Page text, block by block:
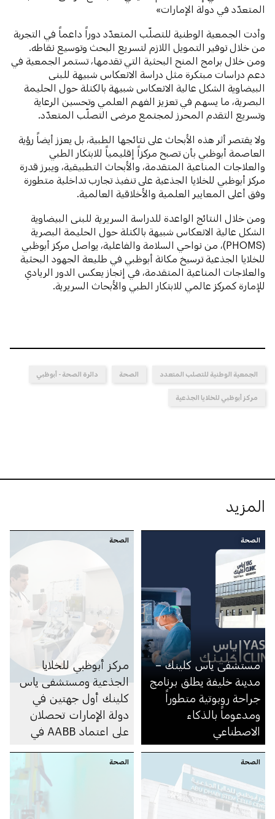
المتعدّد في دولة الإمارات»
وأدت الجمعية الوطنية للتصلّب المتعدّد دوراً داعماً في التجربة
من خلال توفير التمويل اللازم لتسريع البحث وتوسيع نقاطه.
ومن خلال برامج المنح البحثية التي تقدمها، تستمر الجمعية في
دعم دراسات مبتكرة مثل دراسة الانعكاس شبيهة للبنى
البيضاوية الشكل عالية الانعكاس شبيهة بالكتلة حول الحليمة
البصرية، ما يسهم في تعزيز الفهم العلمي وتحسين الرعاية
وتسريع التقدم المحرز لمجتمع مرضى التصلّب المتعدّد.
ولا يقتصر أثر هذه الأبحاث على نتائجها الطبية، بل يعزز أيضاً رؤية
العاصمة أبوظبي بأن تصبح مركزاً إقليمياً للابتكار الطبي
والعلاجات المناعية المتقدمة، والأبحاث التطبيقية، ويبرز قدرة
مركز أبوظبي للخلايا الجذعية على تنفيذ تجارب تداخلية متطورة
وفق أعلى المعايير العلمية والأخلاقية العالمية.
ومن خلال النتائج الواعدة للدراسة السريرية للبنى البيضاوية
الشكل عالية الانعكاس شبيهة بالكتلة حول الحليمة البصرية
(PHOMS)، من نواحي السلامة والفاعلية، يواصل مركز أبوظبي
للخلايا الجذعية ترسيخ مكانة أبوظبي في طليعة الجهود البحثية
والعلاجات المناعية المتقدمة، في إنجاز يعكس الدور الريادي
للإمارة كمركز عالمي للابتكار الطبي والأبحاث السريرية.
الجمعية الوطنية للتصلب المتعدد الصحة دائرة الصحة - أبوظبي
مركز أبوظبي للخلايا الجذعية
المزيد
الصحة
مستشفى ياس كلينك –
مدينة خليفة يطلق برنامج
جراحة روبوتية متطوراً
ومدعوماً بالذكاء
الاصطناعي
الصحة
مركز أبوظبي للخلايا
الجذعية ومستشفى ياس
كلينك أول جهتين في
دولة الإمارات تحصلان
على اعتماد AABB في
الجذعية المكوّنة للدم
الصحة الصحة